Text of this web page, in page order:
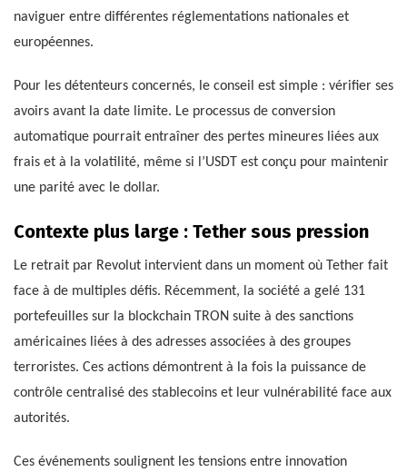
naviguer entre différentes réglementations nationales et
européennes.
Pour les détenteurs concernés, le conseil est simple : vérifier ses
avoirs avant la date limite. Le processus de conversion
automatique pourrait entraîner des pertes mineures liées aux
frais et à la volatilité, même si l’USDT est conçu pour maintenir
une parité avec le dollar.
Contexte plus large : Tether sous pression
Le retrait par Revolut intervient dans un moment où Tether fait
face à de multiples défis. Récemment, la société a gelé 131
portefeuilles sur la blockchain TRON suite à des sanctions
américaines liées à des adresses associées à des groupes
terroristes. Ces actions démontrent à la fois la puissance de
contrôle centralisé des stablecoins et leur vulnérabilité face aux
autorités.
Ces événements soulignent les tensions entre innovation